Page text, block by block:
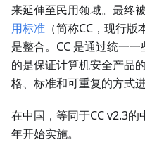
来延伸至民用领域。最终
用标准 （简称CC，现行
是整合。CC 是通过统一
的是保证计算机安全产品
格、标准和可重复的方式
在中国，等同于CC v2.3
年开始实施。